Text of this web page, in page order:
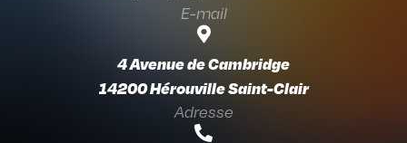
E-mail

4 Avenue de Cambridge
14200 Hérouville Saint-Clair
Adresse
